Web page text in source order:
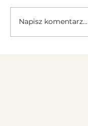
Napisz komentarz...